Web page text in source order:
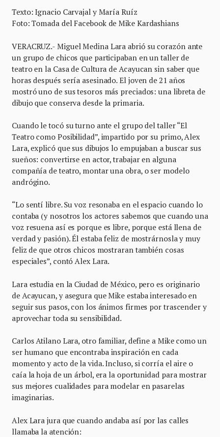
Texto: Ignacio Carvajal y María Ruíz
Foto: Tomada del Facebook de Mike Kardashians
VERACRUZ.- Miguel Medina Lara abrió su corazón ante
un grupo de chicos que participaban en un taller de
teatro en la Casa de Cultura de Acayucan sin saber que
horas después sería asesinado. El joven de 21 años
mostró uno de sus tesoros más preciados: una libreta de
dibujo que conserva desde la primaria.
Cuando le tocó su turno ante el grupo del taller “El
Teatro como Posibilidad”, impartido por su primo, Alex
Lara, explicó que sus dibujos lo empujaban a buscar sus
sueños: convertirse en actor, trabajar en alguna
compañía de teatro, montar una obra, o ser modelo
andrógino.
“Lo sentí libre. Su voz resonaba en el espacio cuando lo
contaba (y nosotros los actores sabemos que cuando una
voz resuena así es porque es libre, porque está llena de
verdad y pasión). Él estaba feliz de mostrárnosla y muy
feliz de que otros chicos mostraran también cosas
especiales”, contó Alex Lara.
Lara estudia en la Ciudad de México, pero es originario
de Acayucan, y asegura que Mike estaba interesado en
seguir sus pasos, con los ánimos firmes por trascender y
aprovechar toda su sensibilidad.
Carlos Atilano Lara, otro familiar, define a Mike como un
ser humano que encontraba inspiración en cada
momento y acto de la vida. Incluso, si corría el aire o
caía la hoja de un árbol, era la oportunidad para mostrar
sus mejores cualidades para modelar en pasarelas
imaginarias.
Alex Lara jura que cuando andaba así por las calles
llamaba la atención: